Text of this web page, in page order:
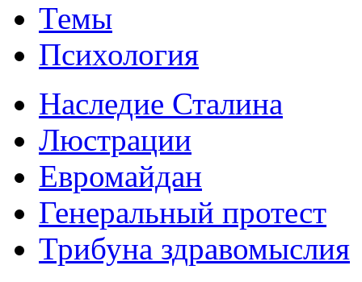
Темы
Психология
Наследие Сталина
Люстрации
Евромайдан
Генеральный протест
Трибуна здравомыслия